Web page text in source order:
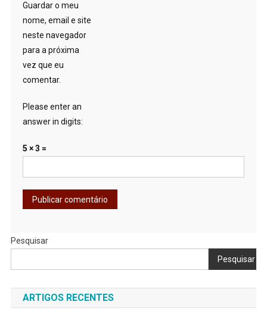
Guardar o meu
nome, email e site
neste navegador
para a próxima
vez que eu
comentar.
Please enter an
answer in digits:
5 × 3 =
Pesquisar
Pesquisar
ARTIGOS RECENTES